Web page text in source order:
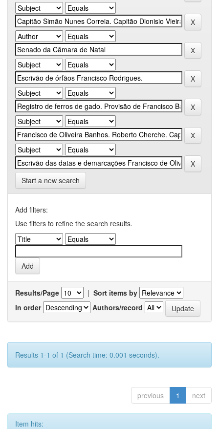
Start a new search
Add filters:
Use filters to refine the search results.
Results/Page | Sort items by
In order
Authors/record
Results 1-1 of 1 (Search time: 0.001 seconds).
previous 1 next
Item hits: